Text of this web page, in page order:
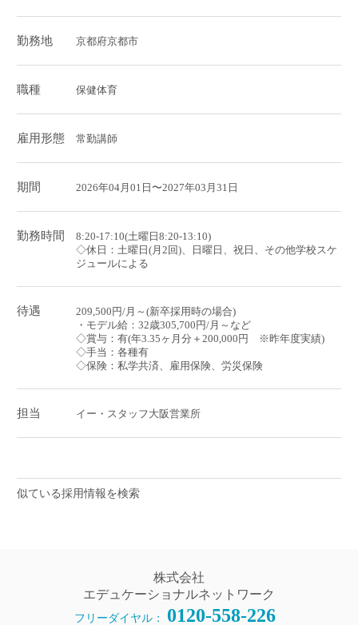
勤務地 京都府京都市
職種 保健体育
雇用形態 常勤講師
期間 2026年04月01日〜2027年03月31日
勤務時間
8:20-17:10(土曜日8:20-13:10)
◇休日：土曜日(月2回)、日曜日、祝日、その他学校スケ
ジュールによる
待遇
209,500円/月～(新卒採用時の場合)
・モデル給：32歳305,700円/月～など
◇賞与：有(年3.35ヶ月分＋200,000円 ※昨年度実績)
◇手当：各種有
◇保険：私学共済、雇用保険、労災保険
担当 イー・スタッフ大阪営業所
似ている採用情報を検索
株式会社
エデュケーショナルネットワーク
フリーダイヤル： 0120-558-226